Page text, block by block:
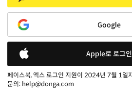
Google
Apple로 로그인
페이스북, 엑스 로그인 지원이 2024년 7월 1일
문의: help@donga.com